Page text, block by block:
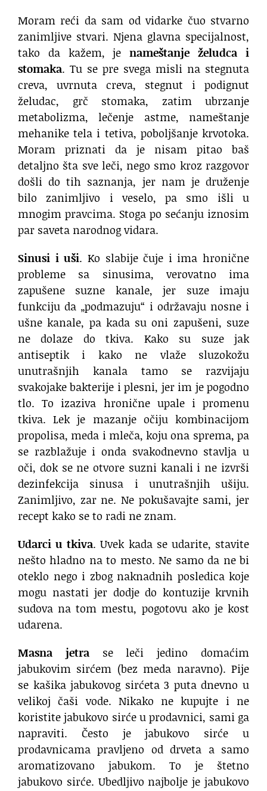
Moram reći da sam od vidarke čuo stvarno
zanimljive stvari. Njena glavna specijalnost,
tako da kažem, jenameštanje želudca i
stomaka. Tu se pre svega misli na stegnuta
creva, uvrnuta creva, stegnut i podignut
želudac, grč stomaka, zatim ubrzanje
metabolizma, lečenje astme, nameštanje
mehanike tela i tetiva, poboljšanje krvotoka.
Moram priznati da je nisam pitao baš
detaljno šta sve leči, nego smo kroz razgovor
došli do tih saznanja, jer nam je druženje
bilo zanimljivo i veselo, pa smo išli u
mnogim pravcima. Stoga po sećanju iznosim
par saveta narodnog vidara.
Sinusi i uši. Ko slabije čuje i ima hronične
probleme sa sinusima, verovatno ima
zapušene suzne kanale, jer suze imaju
funkciju da „podmazuju“ i održavaju nosne i
ušne kanale, pa kada su oni zapušeni, suze
ne dolaze do tkiva. Kako su suze jak
antiseptik i kako ne vlaže sluzokožu
unutrašnjih kanala tamo se razvijaju
svakojake bakterije i plesni, jer im je pogodno
tlo. To izaziva hronične upale i promenu
tkiva. Lek je mazanje očiju kombinacijom
propolisa, meda i mleča, koju ona sprema, pa
se razblažuje i onda svakodnevno stavlja u
oči, dok se ne otvore suzni kanali i ne izvrši
dezinfekcija sinusa i unutrašnjih ušiju.
Zanimljivo, zar ne. Ne pokušavajte sami, jer
recept kako se to radi ne znam.
Udarci u tkiva. Uvek kada se udarite, stavite
nešto hladno na to mesto. Ne samo da ne bi
oteklo nego i zbog naknadnih posledica koje
mogu nastati jer dodje do kontuzije krvnih
sudova na tom mestu, pogotovu ako je kost
udarena.
Masna jetrase leči jedino domaćim
jabukovim sirćem (bez meda naravno). Pije
se kašika jabukovog sirćeta 3 puta dnevno u
velikoj čaši vode. Nikako ne kupujte i ne
koristite jabukovo sirće u prodavnici, sami ga
napraviti. Često je jabukovo sirće u
prodavnicama pravljeno od drveta a samo
aromatizovano jabukom. To je štetno
jabukovo sirće. Ubedljivo najbolje je jabukovo